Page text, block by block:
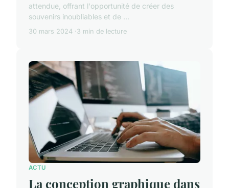
attendue, offrant l'opportunité de créer des
souvenirs inoubliables et de ...
30 mars 2024 3 min de lecture
ACTU
La conception graphique dans